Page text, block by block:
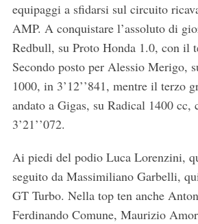
equipaggi a sfidarsi sul circuito
AMP. A conquistare l’assoluto di
Redbull, su Proto Honda 1.0, con il
Secondo posto per Alessio Merigo,
1000, in 3’12’’841, mentre il terzo
andato a Gigas, su Radical 1400
3’21’’072.
Ai piedi del podio Luca Lorenzini,
seguito da Massimiliano Garbelli,
GT Turbo. Nella top ten anche
Ferdinando Comune, Maurizio